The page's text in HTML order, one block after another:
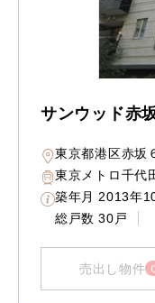
サンウッド赤
東京都港区赤坂
東京メトロ千代
築年月 2013年
総戸数 30戸
売出し物件